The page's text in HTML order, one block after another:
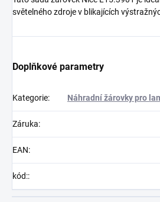
světelného zdroje v blikajících
Doplňkové parametry
Kategorie: Náhradní žárovky pro
Záruka:
EAN:
kód::